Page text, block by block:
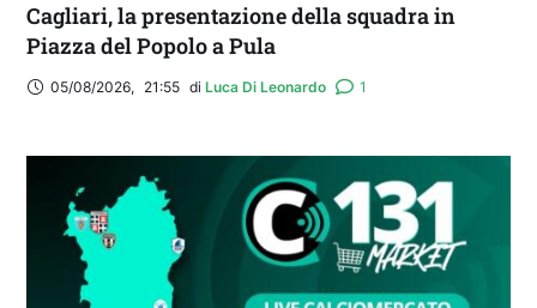
Cagliari, la presentazione della squadra in
Piazza del Popolo a Pula
05/08/2026, 21:55 di Luca Di Leonardo 1